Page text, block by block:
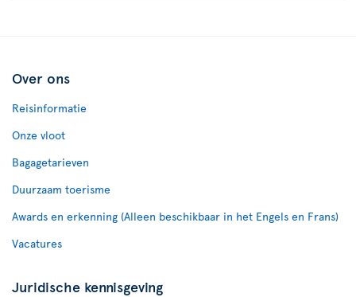
Over ons
Reisinformatie
Onze vloot
Bagagetarieven
Duurzaam toerisme
Awards en erkenning (Alleen beschikbaar in het Engels en Frans)
Vacatures
Juridische kennisgeving